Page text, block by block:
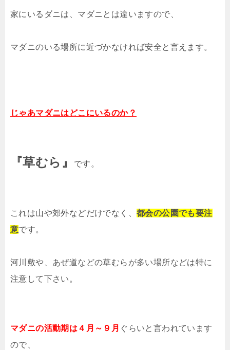
家にいるダニは、マダニとは違いますので、
マダニのいる場所に近づかなければ安全と言えます。
じゃあマダニはどこにいるのか？
『草むら』 です。
これは山や郊外などだけでなく、 都会の公園でも要注
意です。
河川敷や、あぜ道などの草むらが多い場所などは特に
注意して下さい。
マダニの活動期は４月～９月 ぐらいと言われています
ので、